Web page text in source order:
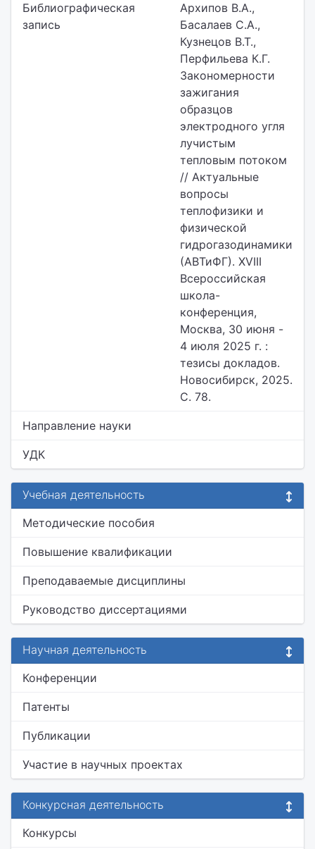
Библиографическая
запись
Архипов В.А.,
Басалаев С.А.,
Кузнецов В.Т.,
Перфильева К.Г.
Закономерности
зажигания
образцов
электродного угля
лучистым
тепловым потоком
// Актуальные
вопросы
теплофизики и
физической
гидрогазодинамики
(АВТиФГ). XVIII
Всероссийская
школа-
конференция,
Москва, 30 июня -
4 июля 2025 г. :
тезисы докладов.
Новосибирск, 2025.
С. 78.
Направление науки
УДК
Учебная деятельность
Методические пособия
Повышение квалификации
Преподаваемые дисциплины
Руководство диссертациями
Научная деятельность
Конференции
Патенты
Публикации
Участие в научных проектах
Конкурсная деятельность
Конкурсы